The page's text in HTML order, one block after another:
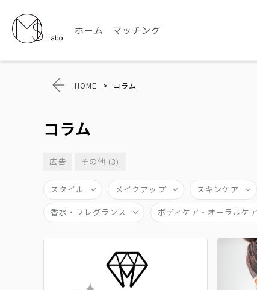
ホーム マッチング
HOME > コラム
コラム
広告 その他 (3)
スタイル メイクアップ スキンケア
香水・フレグランス
ボディケア・オーラルケア